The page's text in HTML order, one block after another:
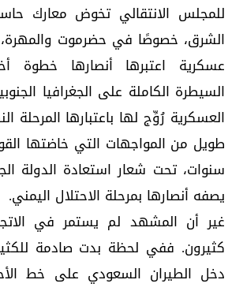
للمجلس الانتقالي تخوض معارك
الشرق، خصوصًا في حضرموت
عسكرية اعتبرها أنصارها خطوة
السيطرة الكاملة على الجغرافيا
العسكرية رُوِّج لها باعتبارها المرحلة
طويل من المواجهات التي خاضتها
سنوات، تحت شعار استعادة الدولة
يصفه أنصارها بمرحلة الاحتلال اليمني.
غير أن المشهد لم يستمر في
كثيرون. ففي لحظة بدت صادمة
دخل الطيران السعودي على خط